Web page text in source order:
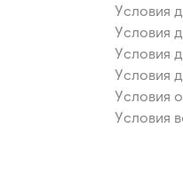
Условия
Условия
Условия
Условия
Условия
Условия